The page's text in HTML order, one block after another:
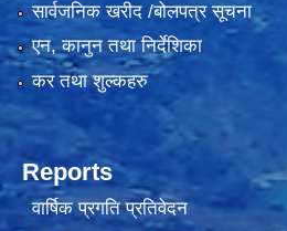
सार्वजनिक खरीद /बोलपत्र सूचना
एन, कानुन तथा निर्देशिका
कर तथा शुल्कहरु
Reports
वार्षिक प्रगति प्रतिवेदन